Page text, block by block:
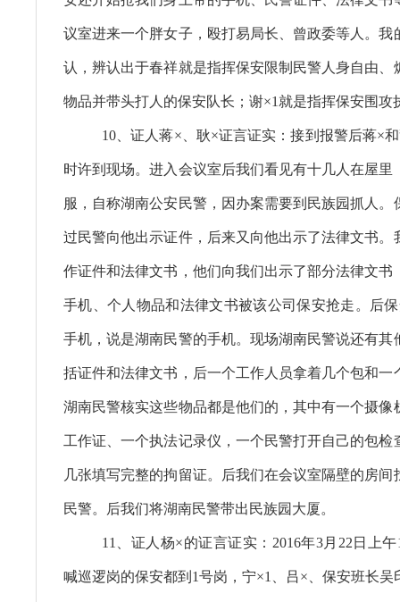
议室进来一个胖女子，殴打易局长、曾政委等人。我
认，辨认出于春祥就是指挥保安限制民警人身自由、
物品并带头打人的保安队长；谢×1就是指挥保安围攻
10、证人蒋×、耿×证言证实：接到报警后蒋×
时许到现场。进入会议室后我们看见有十几人在屋里
服，自称湖南公安民警，因办案需要到民族园抓人。
过民警向他出示证件，后来又向他出示了法律文书。
作证件和法律文书，他们向我们出示了部分法律文书
手机、个人物品和法律文书被该公司保安抢走。后
手机，说是湖南民警的手机。现场湖南民警说还有其
括证件和法律文书，后一个工作人员拿着几个包和一
湖南民警核实这些物品都是他们的，其中有一个摄像
工作证、一个执法记录仪，一个民警打开自己的包检
几张填写完整的拘留证。后我们在会议室隔壁的房间
民警。后我们将湖南民警带出民族园大厦。
11、证人杨×的证言证实：2016年3月22日上
喊巡逻岗的保安都到1号岗，宁×1、吕×、保安班长吴